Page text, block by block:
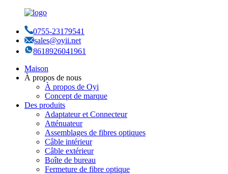
0755-23179541
sales@oyii.net
8618926041961
Maison
À propos de nous
À propos de Oyi
Concept de marque
Des produits
Adaptateur et Connecteur
Atténuateur
Assemblages de fibres optiques
Câble intérieur
Câble extérieur
Boîte de bureau
Fermeture de fibre optique